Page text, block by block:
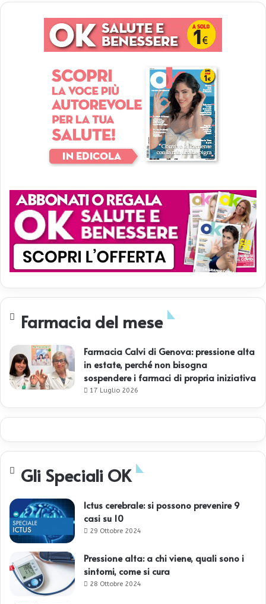
Farmacia del mese
Farmacia Calvi di Genova: pressione alta
in estate, perché non bisogna
sospendere i farmaci di propria iniziativa
17 Luglio 2026
Gli Speciali OK
Ictus cerebrale: si possono prevenire 9
casi su 10
29 Ottobre 2024
Pressione alta: a chi viene, quali sono i
sintomi, come si cura
28 Ottobre 2024